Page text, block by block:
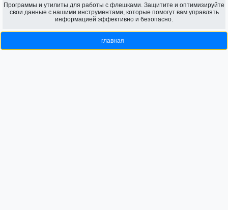
Программы и утилиты для работы с флешками. Защитите и оптимизируйте
свои данные с нашими инструментами, которые помогут вам управлять
информацией эффективно и безопасно.
главная